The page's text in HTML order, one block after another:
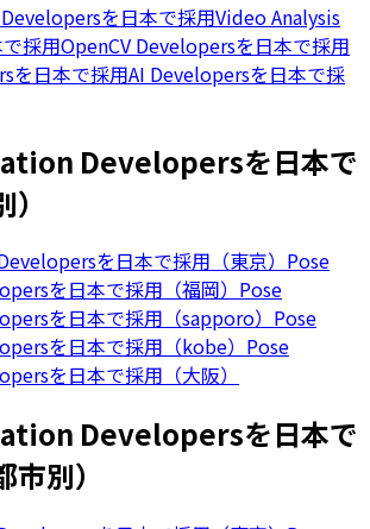
を日本で採用Video Analysis
採用OpenCV Developersを日本で採用
を日本で採用AI Developersを日本で採
Developersを日本で
を日本で採用（東京） Pose
を日本で採用（福岡） Pose
を日本で採用（sapporo） Pose
を日本で採用（kobe） Pose
を日本で採用（大阪）
Developersを日本で
別）